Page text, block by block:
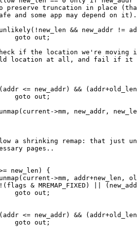
truncation in place (that
some app may depend on it).
&& new_addr !=
goto out;
if the location we're moving
location at all, and fail if it
<= new_addr) &&
goto out;
>mm, new_addr,
a shrinking remap: that just
pages..
new_len) {
>mm, addr+new_len,
& MREMAP_FIXED) ||
goto out;
<= new_addr) &&
goto out;